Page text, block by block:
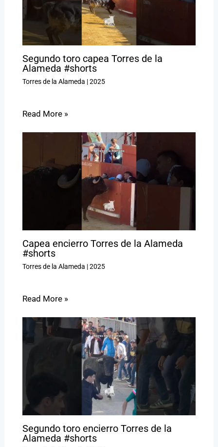
Segundo toro capea Torres de la
Alameda #shorts
Torres de la Alameda |2025
Read More »
Capea encierro Torres de la Alameda
#shorts
Torres de la Alameda |2025
Read More »
Segundo toro encierro Torres de la
Alameda #shorts